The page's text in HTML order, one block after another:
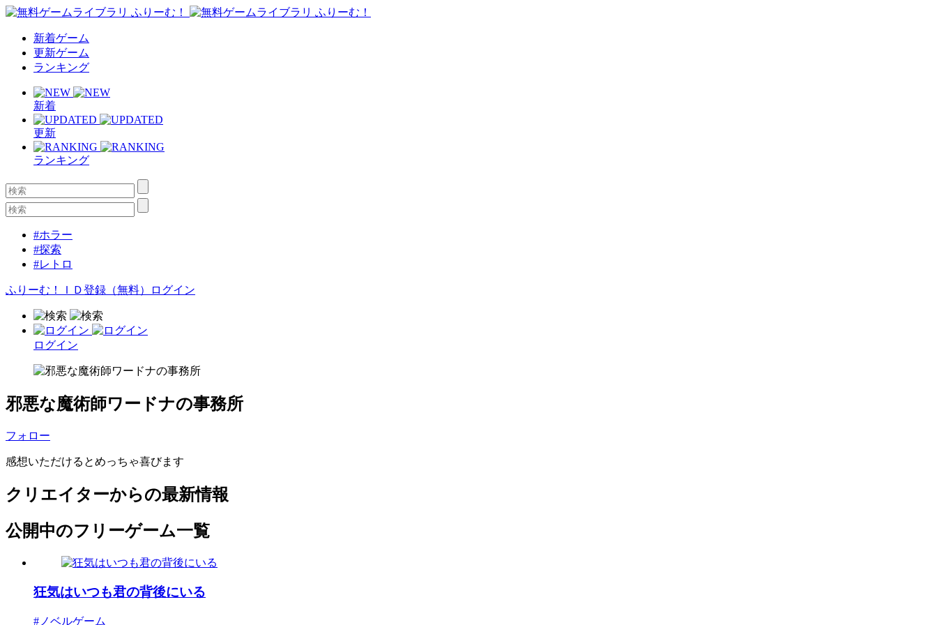
新着ゲーム
更新ゲーム
ランキング
新着
更新
ランキング
#ホラー
#探索
#レトロ
ふりーむ！ＩＤ登録（無料） ログイン
ログイン
邪悪な魔術師ワードナの事務所
フォロー
感想いただけるとめっちゃ喜びます
クリエイターからの最新情報
公開中のフリーゲーム一覧
狂気はいつも君の背後にいる
#ノベルゲーム